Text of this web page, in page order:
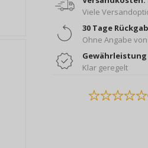
Viele
30 Tage
Ohne Angabe
Gewährleistung
Klar geregelt